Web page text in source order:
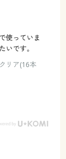
使っていま
いです。
リア(16本